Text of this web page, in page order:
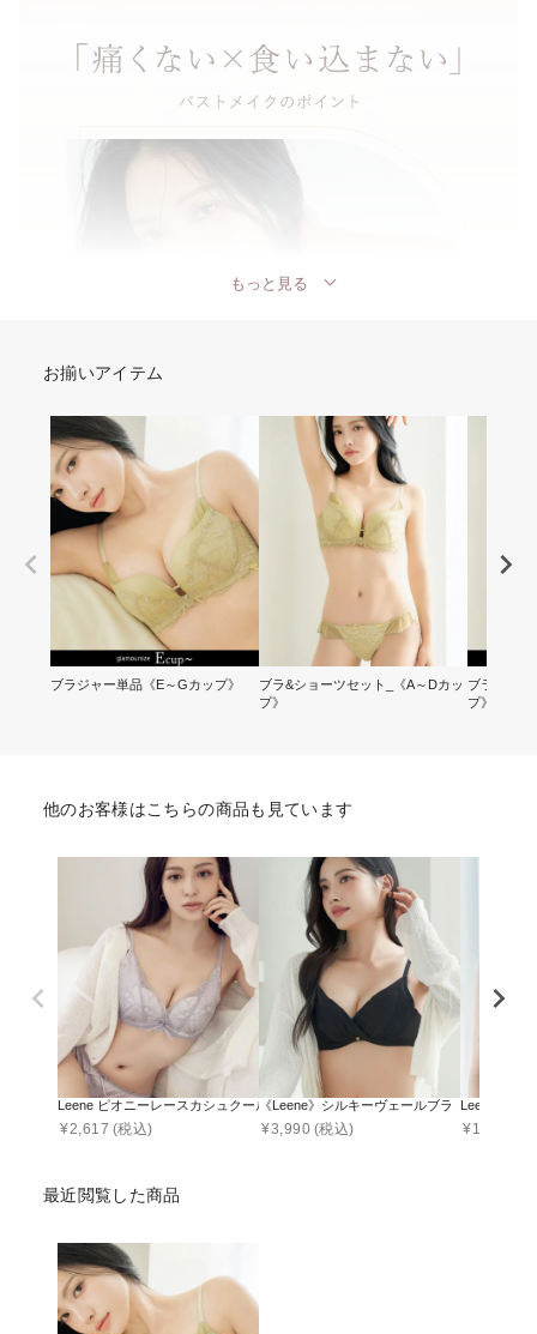
もっと見る
お揃いアイテム
ブラジャー単品《E～Gカップ》
ブラ&ショーツセット_《A～Dカッ
プ》
ブラ&ショ
プ》
他のお客様はこちらの商品も見ています
Leene ピオニーレースカシュクールブラ【ブラ単品】
¥2,617 (税込)
《Leene》シルキーヴェールブラ【ブラ単品】
¥3,990 (税込)
Leene フロ
¥1,745
最近閲覧した商品